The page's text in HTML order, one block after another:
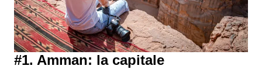
#1. Amman: la capitale